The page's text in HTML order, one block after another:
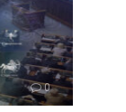
0